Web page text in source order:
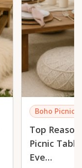
Boho Picnic
Top
Picnic
Eve…